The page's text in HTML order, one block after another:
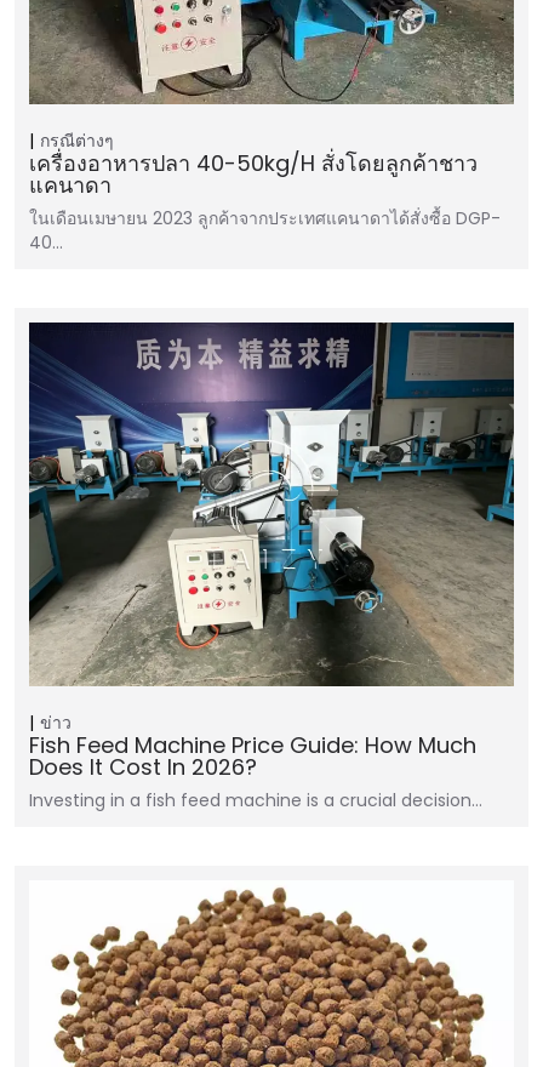
กรณีต่างๆ
เครื่องอาหารปลา 40-50kg/h สั่งโดยลูกค้าชาว
แคนาดา
ในเดือนเมษายน 2023 ลูกค้าจากประเทศแคนาดาได้สั่งซื้อ DGP-
40…
ข่าว
Fish Feed Machine Price Guide: How Much
Does It Cost In 2026?
Investing in a fish feed machine is a crucial decision…